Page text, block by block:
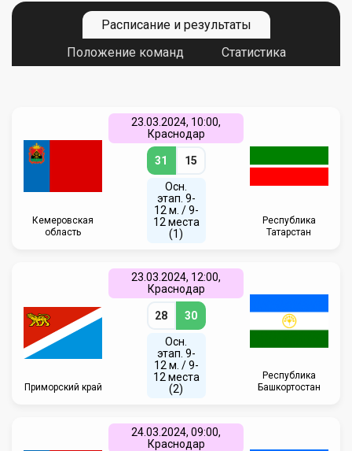
Расписание и результаты
Положение команд
Статистика
Кемеровская
область
23.03.2024, 10:00,
Краснодар
31 15
Осн.
этап. 9-
12 м. / 9-
12 места
(1)
Республика
Татарстан
Приморский край
23.03.2024, 12:00,
Краснодар
28 30
Осн.
этап. 9-
12 м. / 9-
12 места
(2)
Республика
Башкортостан
24.03.2024, 09:00,
Краснодар